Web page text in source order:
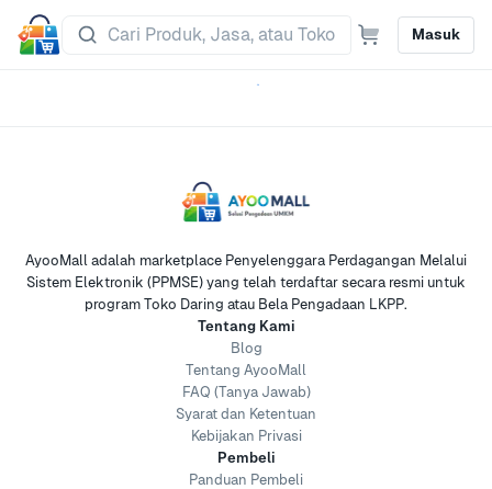
Masuk
AyooMall adalah marketplace Penyelenggara Perdagangan Melalui
Sistem Elektronik (PPMSE) yang telah terdaftar secara resmi untuk
program Toko Daring atau Bela Pengadaan LKPP.
Tentang Kami
Blog
Tentang AyooMall
FAQ (Tanya Jawab)
Syarat dan Ketentuan
Kebijakan Privasi
Pembeli
Panduan Pembeli